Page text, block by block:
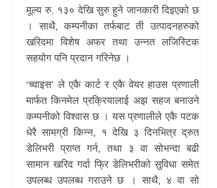
प्रविधि
शिक्षा
Unicode
मूल्य रु. १३० देखि सुरु हुने जानकारी दिइएको छ
। साथै, कम्पनीका तर्फबाट ती उत्पादनहरुको
खरिदमा विशेष अफर तथा उन्नत लजिस्टिक
सहयोग पनि प्रदान गरिनेछ ।
‘च्वाइस’ ले एकै कार्ट र एकै वेयर हाउस प्रणाली
मार्फत किनमेल प्रक्रियालाई अझ सहज बनाउने
कम्पनीको विश्वास छ । यस प्रणालीले एकै पटक
धेरै सामग्री किन्न, १ देखि ३ दिनभित्र द्रुत
डेलिभरी प्राप्त गर्न, तथा ३ वा सोभन्दा बढी
सामान खरिद गर्दा फ्रि डेलिभरीको सुविधा समेत
उपलब्ध उपलब्ध गराउने छ । साथै, ४ वा सो